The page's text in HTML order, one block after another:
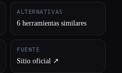
ALTERNATIVAS
6 herramientas similares
FUENTE
Sitio oficial ↗︎